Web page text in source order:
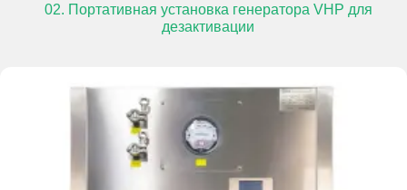
02. Портативная установка генератора VHP для
дезактивации